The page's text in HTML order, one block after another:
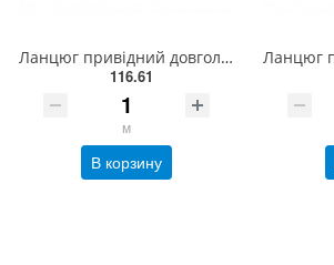
Ланцюг привідний довголанковий 2040 L = 5 м , ISO 208A Donghua
116.61
м
В корзину